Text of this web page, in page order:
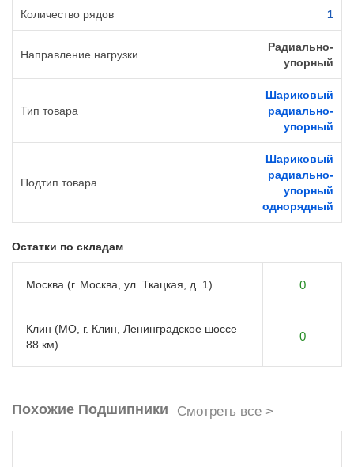
Количество рядов 1
Направление нагрузки
Радиально-
упорный
Тип товара
Шариковый
радиально-
упорный
Подтип товара
Шариковый
радиально-
упорный
однорядный
Остатки по складам
Москва (г. Москва, ул. Ткацкая, д. 1) 0
Клин (МО, г. Клин, Ленинградское шоссе
88 км)
0
Похожие Подшипники Смотреть все >